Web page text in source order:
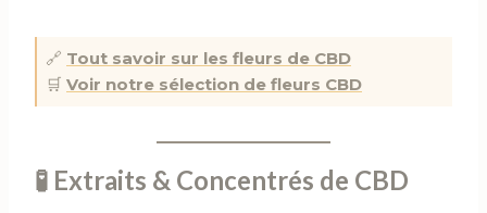
🔗 Tout savoir sur les fleurs de CBD
🛒 Voir notre sélection de fleurs CBD
🧪 Extraits & Concentrés de CBD